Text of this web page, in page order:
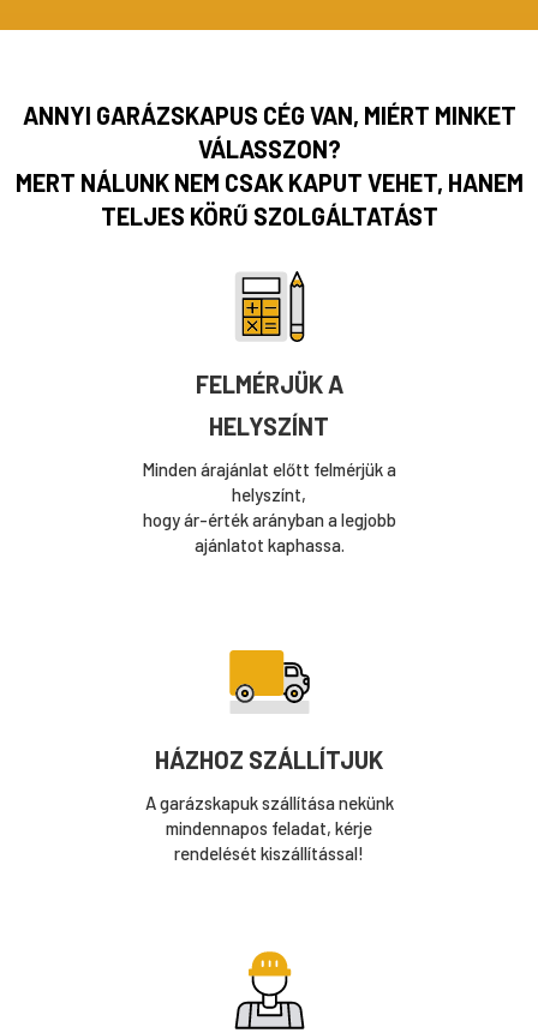
ANNYI GARÁZSKAPUS CÉG VAN, MIÉRT MINKET
VÁLASSZON?
MERT NÁLUNK NEM CSAK KAPUT VEHET, HANEM
TELJES KÖRŰ SZOLGÁLTATÁST
FELMÉRJÜK A
HELYSZÍNT
Minden árajánlat előtt felmérjük a
helyszínt,
hogy ár-érték arányban a legjobb
ajánlatot kaphassa.
HÁZHOZ SZÁLLÍTJUK
A garázskapuk szállítása nekünk
mindennapos feladat, kérje
rendelését kiszállítással!